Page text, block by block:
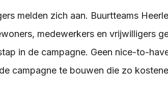
melden zich aan. Buurtteams
medewerkers en vrijwilligers
in de campagne. Geen nice-to-
campagne te bouwen die zo